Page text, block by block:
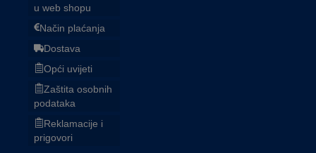
u web shopu
Način plaćanja
Dostava
Opći uvijeti
Zaštita osobnih
podataka
Reklamacije i
prigovori